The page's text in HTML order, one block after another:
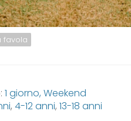
favola
1 giorno, Weekend
, 4-12 anni, 13-18 anni